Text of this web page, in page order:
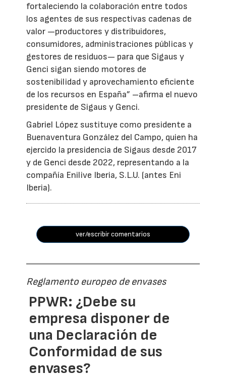
fortaleciendo la colaboración entre todos
los agentes de sus respectivas cadenas de
valor —productores y distribuidores,
consumidores, administraciones públicas y
gestores de residuos— para que Sigaus y
Genci sigan siendo motores de
sostenibilidad y aprovechamiento eficiente
de los recursos en España” –afirma el nuevo
presidente de Sigaus y Genci.
Gabriel López sustituye como presidente a
Buenaventura González del Campo, quien ha
ejercido la presidencia de Sigaus desde 2017
y de Genci desde 2022, representando a la
compañía Enilive Iberia, S.L.U. (antes Eni
Iberia).
ver/escribir comentarios
Reglamento europeo de envases
PPWR: ¿Debe su
empresa disponer de
una Declaración de
Conformidad de sus
envases?